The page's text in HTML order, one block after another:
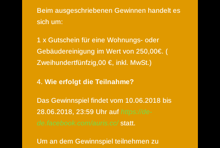
Beim ausgeschriebenen Gewinnen handelt es
sich um:
1 x Gutschein für eine Wohnungs- oder
Gebäudereinigung im Wert von 250,00€. (
Zweihundertfünfzig,00 €, inkl. MwSt.)
Wie erfolgt die Teilnahme?
Das Gewinnspiel findet vom 10.06.2018 bis
28.06.2018, 23:59 Uhr auf https://de-
de.facebook.com/auris.cc/statt.
Um an dem Gewinnspiel teilnehmen zu